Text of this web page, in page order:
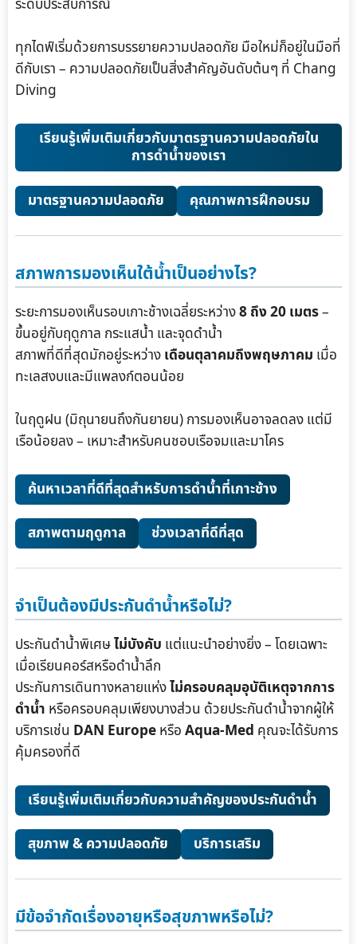
ระดับประสบการณ์
ทุกไดฟ์เริ่มด้วยการบรรยายความปลอดภัย มือใหม่ก็อยู่ในมือที่
ดีกับเรา – ความปลอดภัยเป็นสิ่งสำคัญอันดับต้นๆ ที่ Chang
Diving
เรียนรู้เพิ่มเติมเกี่ยวกับมาตรฐานความปลอดภัยใน
การดำน้ำของเรา
มาตรฐานความปลอดภัย คุณภาพการฝึกอบรม
สภาพการมองเห็นใต้น้ำเป็นอย่างไร?
ระยะการมองเห็นรอบเกาะช้างเฉลี่ยระหว่าง8 ถึง 20 เมตร–
ขึ้นอยู่กับฤดูกาล กระแสน้ำ และจุดดำน้ำ
สภาพที่ดีที่สุดมักอยู่ระหว่างเดือนตุลาคมถึงพฤษภาคม เมื่อ
ทะเลสงบและมีแพลงก์ตอนน้อย
ในฤดูฝน (มิถุนายนถึงกันยายน) การมองเห็นอาจลดลง แต่มี
เรือน้อยลง – เหมาะสำหรับคนชอบเรือจมและมาโคร
ค้นหาเวลาที่ดีที่สุดสำหรับการดำน้ำที่เกาะช้าง
สภาพตามฤดูกาล ช่วงเวลาที่ดีที่สุด
จำเป็นต้องมีประกันดำน้ำหรือไม่?
ประกันดำน้ำพิเศษไม่บังคับ แต่แนะนำอย่างยิ่ง – โดยเฉพาะ
เมื่อเรียนคอร์สหรือดำน้ำลึก
ประกันการเดินทางหลายแห่งไม่ครอบคลุมอุบัติเหตุจากการ
ดำน้ำ หรือครอบคลุมเพียงบางส่วน ด้วยประกันดำน้ำจากผู้ให้
บริการเช่น DAN EuropeหรือAqua-Med คุณจะได้รับการ
คุ้มครองที่ดี
เรียนรู้เพิ่มเติมเกี่ยวกับความสำคัญของประกันดำน้ำ
สุขภาพ & ความปลอดภัย บริการเสริม
มีข้อจำกัดเรื่องอายุหรือสุขภาพหรือไม่?